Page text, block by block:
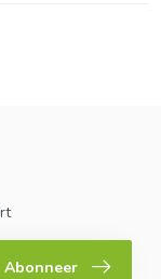
Abonneer